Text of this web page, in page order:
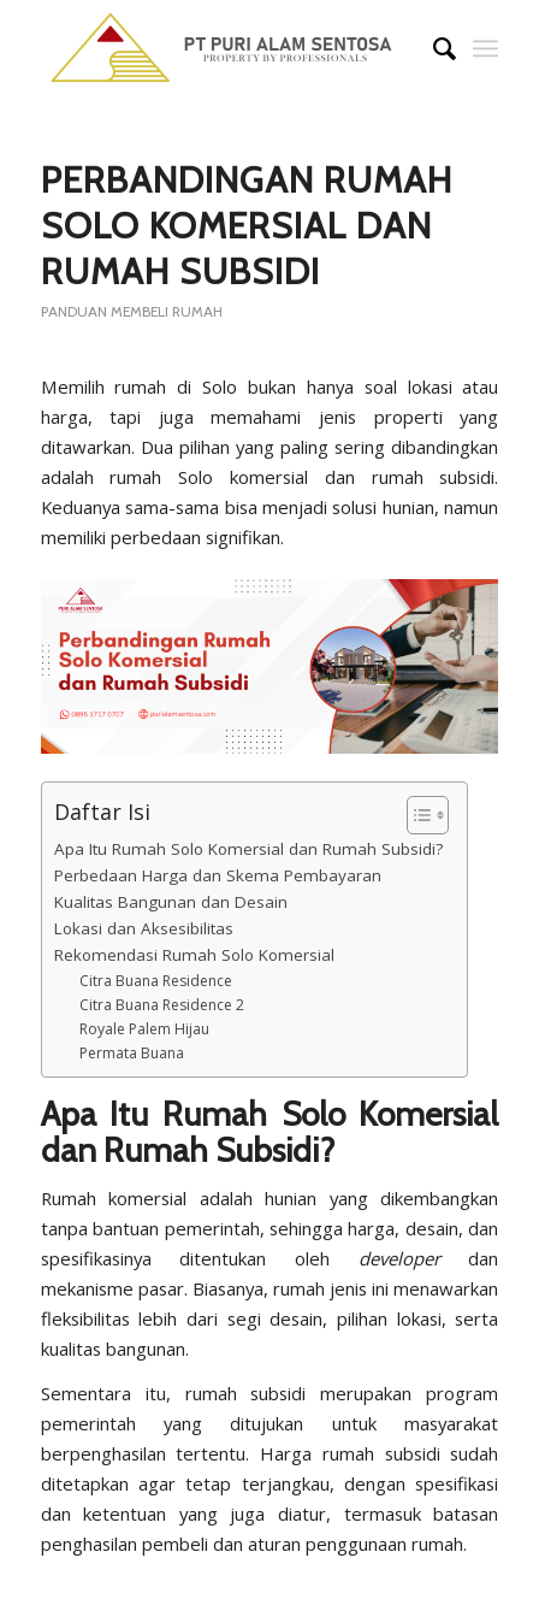
PERBANDINGAN RUMAH
SOLO KOMERSIAL DAN
RUMAH SUBSIDI
PANDUAN MEMBELI RUMAH
Memilih rumah di Solo bukan hanya soal lokasi atau
harga, tapi juga memahami jenis properti yang
ditawarkan. Dua pilihan yang paling sering dibandingkan
adalah rumah Solo komersial dan rumah subsidi.
Keduanya sama-sama bisa menjadi solusi hunian, namun
memiliki perbedaan signifikan.
Daftar Isi
Apa Itu Rumah Solo Komersial dan Rumah Subsidi?
Perbedaan Harga dan Skema Pembayaran
Kualitas Bangunan dan Desain
Lokasi dan Aksesibilitas
Rekomendasi Rumah Solo Komersial
Citra Buana Residence
Citra Buana Residence 2
Royale Palem Hijau
Permata Buana
Apa Itu Rumah Solo Komersial
dan Rumah Subsidi?
Rumah komersial adalah hunian yang dikembangkan
tanpa bantuan pemerintah, sehingga harga, desain, dan
spesifikasinya ditentukan oleh developerdan
mekanisme pasar. Biasanya, rumah jenis ini menawarkan
fleksibilitas lebih dari segi desain, pilihan lokasi, serta
kualitas bangunan.
Sementara itu, rumah subsidi merupakan program
pemerintah yang ditujukan untuk masyarakat
berpenghasilan tertentu. Harga rumah subsidi sudah
ditetapkan agar tetap terjangkau, dengan spesifikasi
dan ketentuan yang juga diatur, termasuk batasan
penghasilan pembeli dan aturan penggunaan rumah.